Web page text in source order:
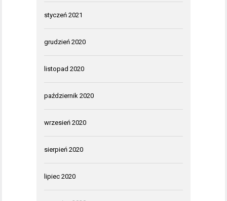
styczeń 2021
grudzień 2020
listopad 2020
październik 2020
wrzesień 2020
sierpień 2020
lipiec 2020